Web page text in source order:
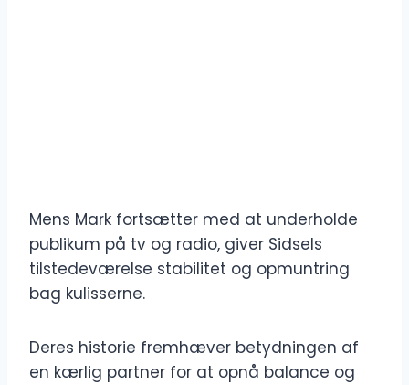
Mens Mark fortsætter med at underholde
publikum på tv og radio, giver Sidsels
tilstedeværelse stabilitet og opmuntring
bag kulisserne.
Deres historie fremhæver betydningen af
en kærlig partner for at opnå balance og